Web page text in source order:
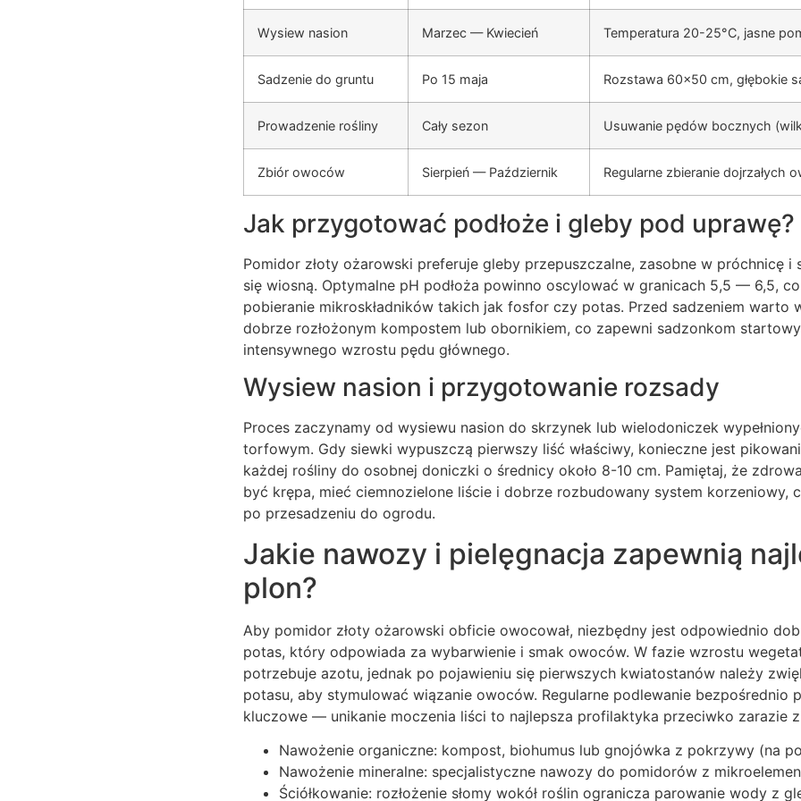
Wysiew nasion Marzec — Kwiecień Temperatura 20-25°C, jasne
Sadzenie do gruntu Po 15 maja Rozstawa 60×50 cm, głębokie
Prowadzenie rośliny Cały sezon Usuwanie pędów bocznych
Zbiór owoców Sierpień — Październik Regularne zbieranie dojrzałych
Jak przygotować podłoże i gleby pod uprawę?
Pomidor złoty ożarowski preferuje gleby przepuszczalne, zasobne w próchnicę i
się wiosną. Optymalne pH podłoża powinno oscylować w granicach 5,5 — 6,5,
pobieranie mikroskładników takich jak fosfor czy potas. Przed sadzeniem warto
dobrze rozłożonym kompostem lub obornikiem, co zapewni sadzonkom
intensywnego wzrostu pędu głównego.
Wysiew nasion i przygotowanie rozsady
Proces zaczynamy od wysiewu nasion do skrzynek lub wielodoniczek
torfowym. Gdy siewki wypuszczą pierwszy liść właściwy, konieczne jest
każdej rośliny do osobnej doniczki o średnicy około 8-10 cm. Pamiętaj, że
być krępa, mieć ciemnozielone liście i dobrze rozbudowany system korzeniowy,
po przesadzeniu do ogrodu.
Jakie nawozy i pielęgnacja zapewnią
plon?
Aby pomidor złoty ożarowski obficie owocował, niezbędny jest odpowiednio
potas, który odpowiada za wybarwienie i smak owoców. W fazie wzrostu
potrzebuje azotu, jednak po pojawieniu się pierwszych kwiatostanów należy
potasu, aby stymulować wiązanie owoców. Regularne podlewanie bezpośrednio
kluczowe — unikanie moczenia liści to najlepsza profilaktyka przeciwko zarazie
Nawożenie organiczne: kompost, biohumus lub gnojówka z pokrzywy (na
Nawożenie mineralne: specjalistyczne nawozy do pomidorów z
Ściółkowanie: rozłożenie słomy wokół roślin ogranicza parowanie wody z